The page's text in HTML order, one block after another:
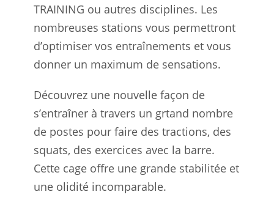
TRAINING ou autres disciplines. Les
nombreuses stations vous permettront
d’optimiser vos entraînements et vous
donner un maximum de sensations.
Découvrez une nouvelle façon de
s’entraîner à travers un grtand nombre
de postes pour faire des tractions, des
squats, des exercices avec la barre.
Cette cage offre une grande stabilitée et
une olidité incomparable.